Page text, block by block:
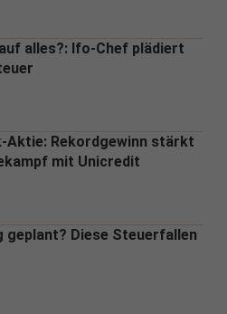
alles?: Ifo-Chef plädiert
Aktie: Rekordgewinn stärkt
mit Unicredit
geplant? Diese Steuerfallen